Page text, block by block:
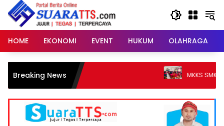
Langsung
konten
HOME
EKONOMI EVENT HUKUM OLAHRAGA
Breaking News MKKS SMK TTS Perkuat